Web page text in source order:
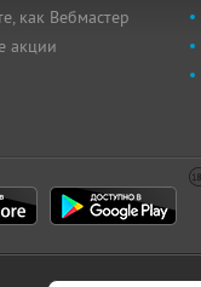
как Вебмастер
акции